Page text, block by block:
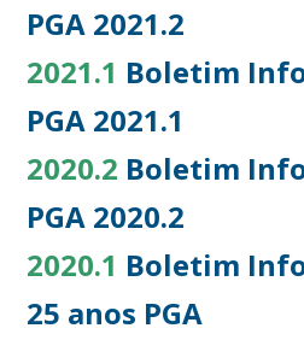
PGA 2021.2
2021.1 Boletim
PGA 2021.1
2020.2 Boletim
PGA 2020.2
2020.1 Boletim
25 anos PGA